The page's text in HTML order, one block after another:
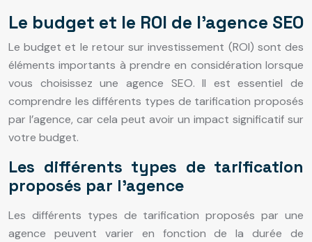
Le budget et le ROI de l’agence SEO
Le budget et le retour sur investissement (ROI) sont des
éléments importants à prendre en considération lorsque
vous choisissez une agence SEO. Il est essentiel de
comprendre les différents types de tarification proposés
par l’agence, car cela peut avoir un impact significatif sur
votre budget.
Les différents types de tarification
proposés par l’agence
Les différents types de tarification proposés par une
agence peuvent varier en fonction de la durée de